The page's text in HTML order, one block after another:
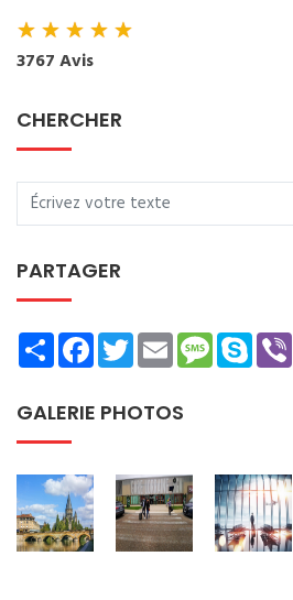
★★★★★
3767 Avis
CHERCHER
PARTAGER
ShareFacebookTwitterEmailMessage
Skype
GALERIE PHOTOS